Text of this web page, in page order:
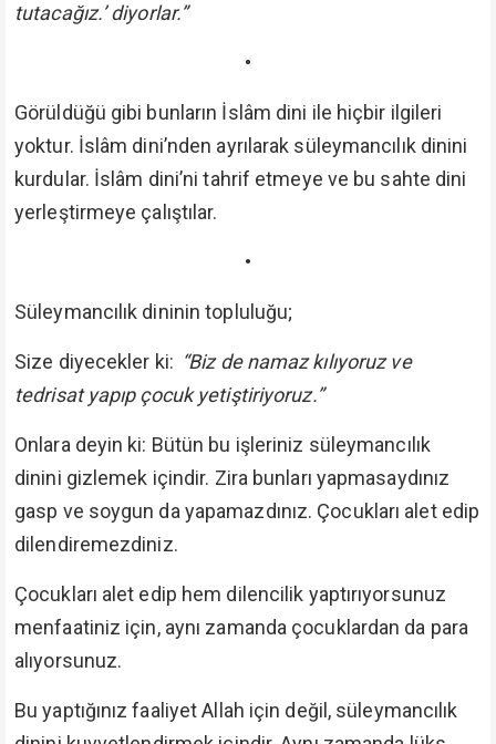
tutacağız.’ diyorlar.”
•
Görüldüğü gibi bunların İslâm dini ile hiçbir ilgileri
yoktur. İslâm dini’nden ayrılarak süleymancılık dinini
kurdular. İslâm dini’ni tahrif etmeye ve bu sahte dini
yerleştirmeye çalıştılar.
•
Süleymancılık dininin topluluğu;
Size diyecekler ki: “Biz de namaz kılıyoruz ve
tedrisat yapıp çocuk yetiştiriyoruz.”
Onlara deyin ki: Bütün bu işleriniz süleymancılık
dinini gizlemek içindir. Zira bunları yapmasaydınız
gasp ve soygun da yapamazdınız. Çocukları alet edip
dilendiremezdiniz.
Çocukları alet edip hem dilencilik yaptırıyorsunuz
menfaatiniz için, aynı zamanda çocuklardan da para
alıyorsunuz.
Bu yaptığınız faaliyet Allah için değil, süleymancılık